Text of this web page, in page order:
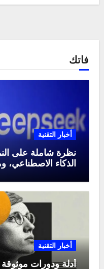
فاتك
أخبار التقنية
نظرة شاملة على
الذكاء الاصطناعي،
أخبار التقنية
أدلة ودورات